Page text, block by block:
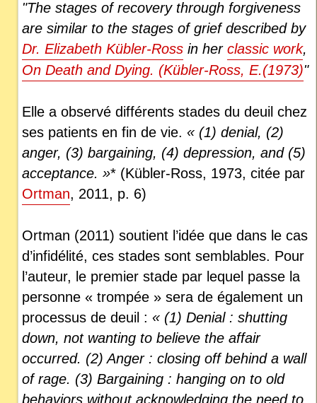
"The stages of recovery through forgiveness
are similar to the stages of grief described by
Dr. Elizabeth Kübler-Ross in her classic work,
On Death and Dying. (Kübler-Ross, E.(1973)"
Elle a observé différents stades du deuil chez
ses patients en fin de vie. « (1) denial, (2)
anger, (3) bargaining, (4) depression, and (5)
acceptance. »* (Kübler-Ross, 1973, citée par
Ortman, 2011, p. 6)
Ortman (2011) soutient l’idée que dans le cas
d’infidélité, ces stades sont semblables. Pour
l’auteur, le premier stade par lequel passe la
personne « trompée » sera de également un
processus de deuil : « (1) Denial : shutting
down, not wanting to believe the affair
occurred. (2) Anger : closing off behind a wall
of rage. (3) Bargaining : hanging on to old
behaviors without acknowledging the need to